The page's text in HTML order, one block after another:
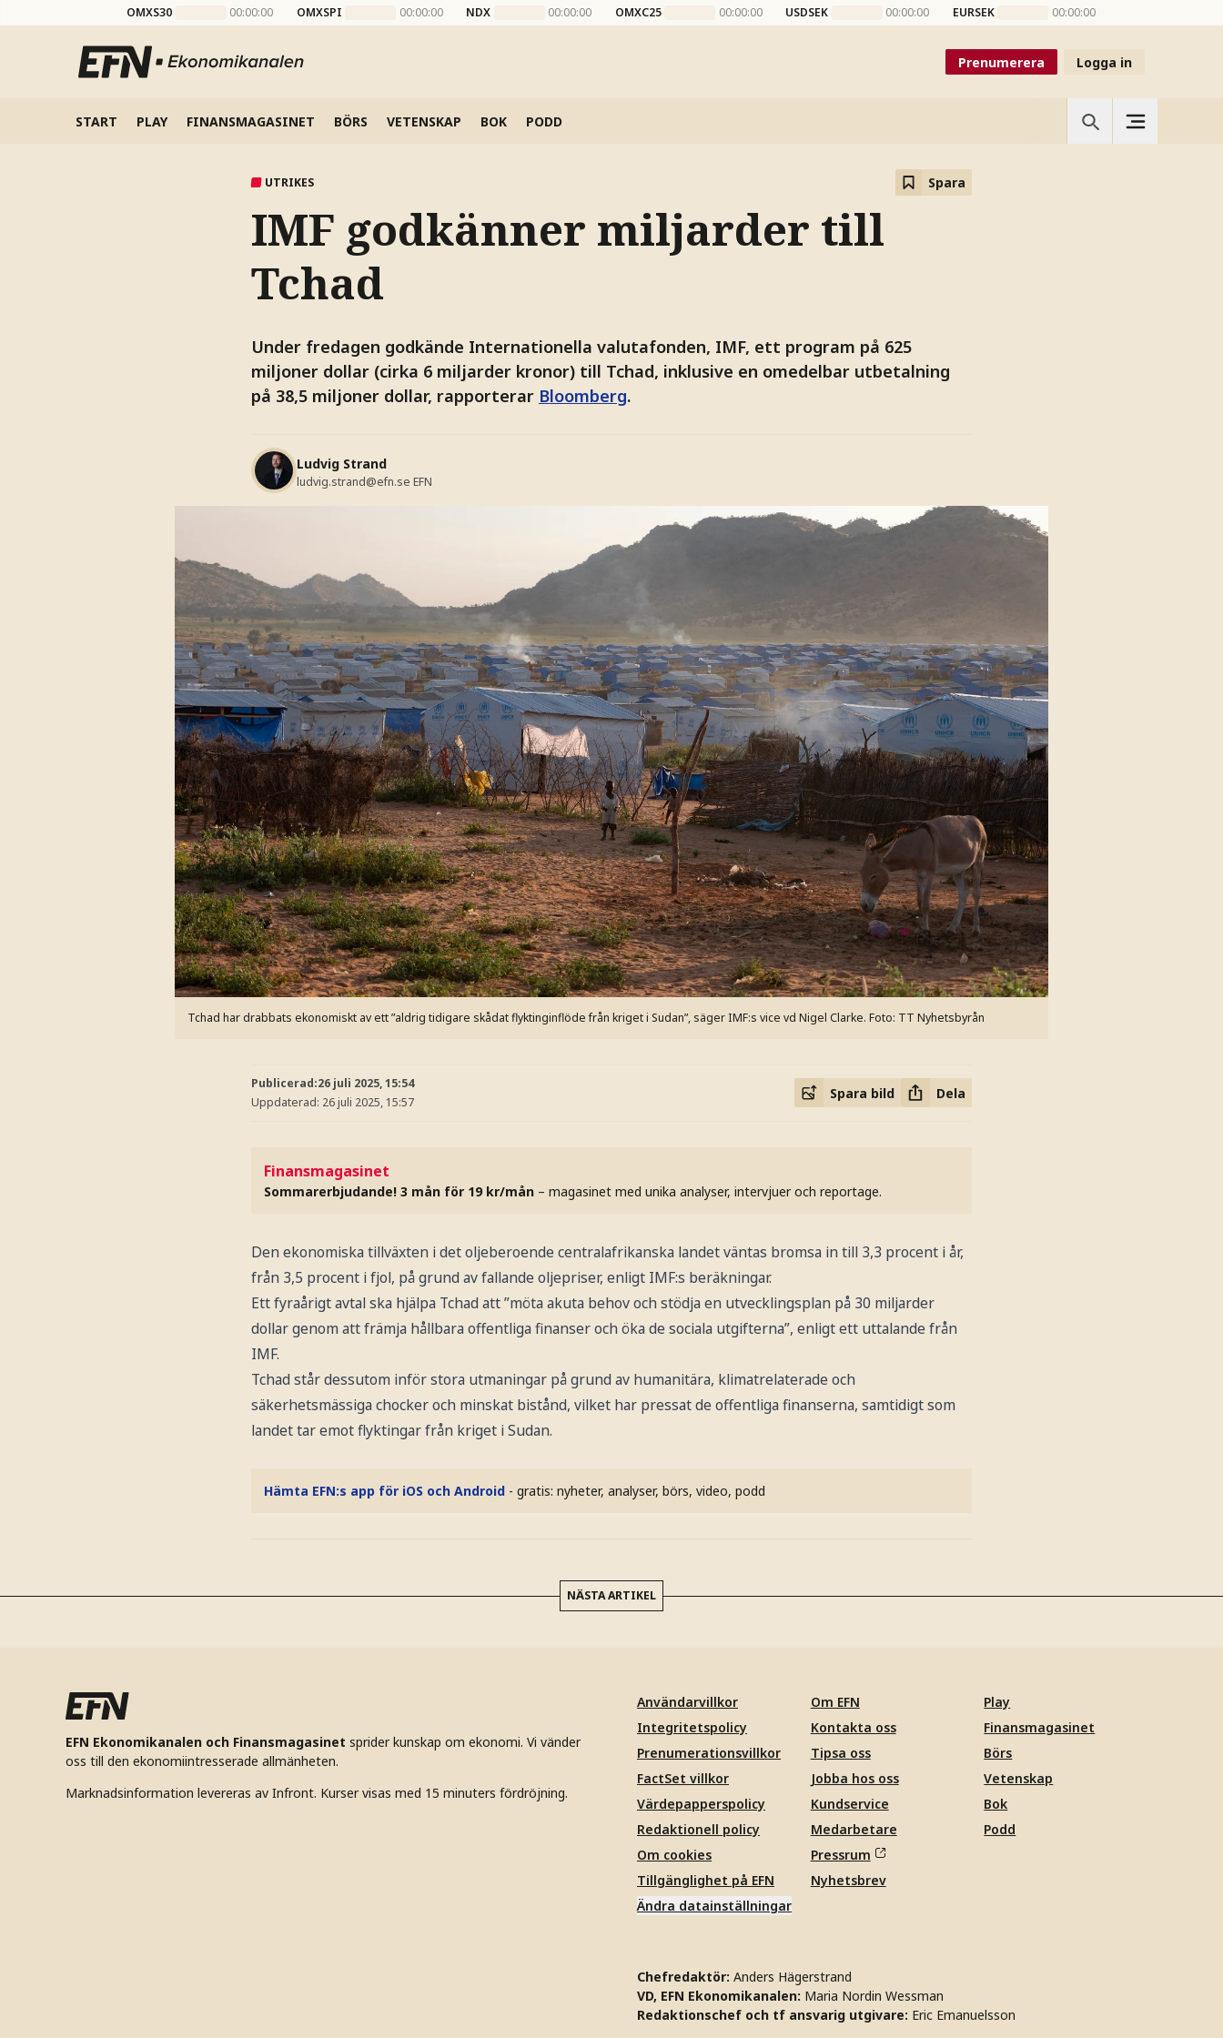
OMXS30 00:00:00 OMXSPI 00:00:00 NDX 00:00:00 OMXC25 00:00:00 USDSEK 00:00:00 EURSEK 00:00:00
Prenumerera Logga in
START PLAY FINANSMAGASINET BÖRS VETENSKAP BOK PODD
UTRIKES Spara
IMF godkänner miljarder till
Tchad
Under fredagen godkände Internationella valutafonden, IMF, ett program på 625
miljoner dollar (cirka 6 miljarder kronor) till Tchad, inklusive en omedelbar utbetalning
på 38,5 miljoner dollar, rapporterar Bloomberg.
Ludvig Strand
ludvig.strand@efn.se EFN
Tchad har drabbats ekonomiskt av ett ”aldrig tidigare skådat flyktinginflöde från kriget i Sudan”, säger IMF:s vice vd Nigel Clarke. Foto: TT Nyhetsbyrån
Publicerad:26 juli 2025, 15:54
Uppdaterad: 26 juli 2025, 15:57
Spara bild Dela
Finansmagasinet
Sommarerbjudande! 3 mån för 19 kr/mån – magasinet med unika analyser, intervjuer och reportage.
Den ekonomiska tillväxten i det oljeberoende centralafrikanska landet väntas bromsa in till 3,3 procent i år,
från 3,5 procent i fjol, på grund av fallande oljepriser, enligt IMF:s beräkningar.
Ett fyraårigt avtal ska hjälpa Tchad att ”möta akuta behov och stödja en utvecklingsplan på 30 miljarder
dollar genom att främja hållbara offentliga finanser och öka de sociala utgifterna”, enligt ett uttalande från
IMF.
Tchad står dessutom inför stora utmaningar på grund av humanitära, klimatrelaterade och
säkerhetsmässiga chocker och minskat bistånd, vilket har pressat de offentliga finanserna, samtidigt som
landet tar emot flyktingar från kriget i Sudan.
Hämta EFN:s app för iOS och Android - gratis: nyheter, analyser, börs, video, podd
NÄSTA ARTIKEL
EFN Ekonomikanalen och Finansmagasinet sprider kunskap om ekonomi. Vi vänder
oss till den ekonomiintresserade allmänheten.
Marknadsinformation levereras av Infront. Kurser visas med 15 minuters fördröjning.
Användarvillkor
Integritetspolicy
Prenumerationsvillkor
FactSet villkor
Värdepapperspolicy
Redaktionell policy
Om cookies
Tillgänglighet på EFN
Ändra datainställningar
Om EFN
Kontakta oss
Tipsa oss
Jobba hos oss
Kundservice
Medarbetare
Pressrum
Nyhetsbrev
Play
Finansmagasinet
Börs
Vetenskap
Bok
Podd
Chefredaktör: Anders Hägerstrand
VD, EFN Ekonomikanalen: Maria Nordin Wessman
Redaktionschef och tf ansvarig utgivare: Eric Emanuelsson